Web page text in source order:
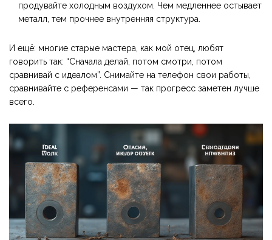
продувайте холодным воздухом. Чем медленнее остывает
металл, тем прочнее внутренняя структура.
И ещё: многие старые мастера, как мой отец, любят
говорить так: “Сначала делай, потом смотри, потом
сравнивай с идеалом”. Снимайте на телефон свои работы,
сравнивайте с референсами — так прогресс заметен лучше
всего.